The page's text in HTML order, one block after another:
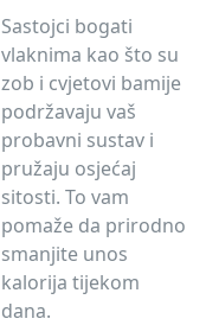
Sastojci bogati
vlaknima kao što su
zob i cvjetovi bamije
podržavaju vaš
probavni sustav i
pružaju osjećaj
sitosti. To vam
pomaže da prirodno
smanjite unos
kalorija tijekom
dana.